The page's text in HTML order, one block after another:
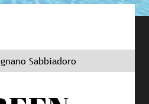
Sabbiadoro